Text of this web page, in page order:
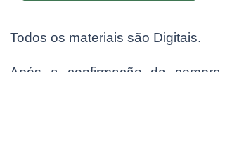
Todos os materiais são Digitais.
Após a confirmação da compra